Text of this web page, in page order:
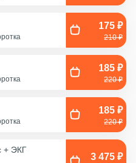
175 ₽
210 ₽
185 ₽
220 ₽
185 ₽
220 ₽
+ ЭКГ
3 475 ₽